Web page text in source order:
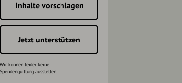
Inhalte vorschlagen
Jetzt unterstützen
Wir können leider keine
Spendenquittung ausstellen.